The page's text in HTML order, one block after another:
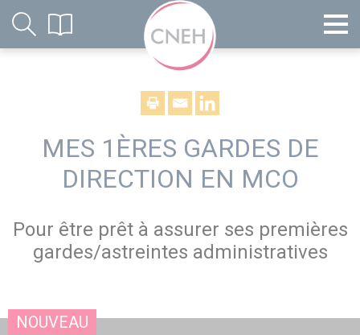
MES 1ÈRES GARDES DE
DIRECTION EN MCO
Pour être prêt à assurer ses premières
gardes/astreintes administratives
NOUVEAU